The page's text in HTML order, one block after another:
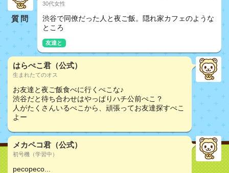
質問
30代女性
渋谷で同僚だった人と夜ご飯。隠れ家カフェのような
ところ
友達と
はらぺこ君（公式）
生まれたてのオス
お友達と夜ご飯食べに行くぺこな♪
渋谷だと待ち合わせはやっぱりハチ公前ぺこ？
人がたくさんいるぺこから、頑張ってお友達探すぺこ
よー
メカペコ君（公式）
初号機（学習中）
pecopeco...